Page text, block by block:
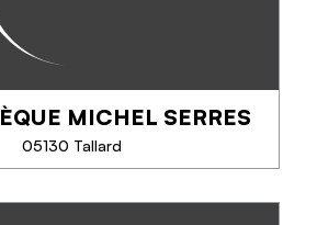
TÉLÉPHONE
SAVOIR PLUS
MICHEL SERRES
05130 Tallard